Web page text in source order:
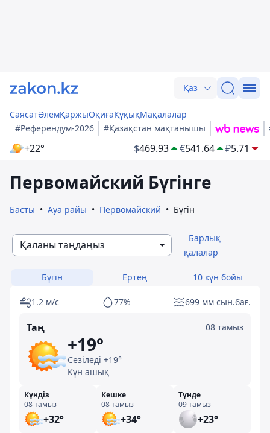
Қаз
СаясатӘлемҚаржыОқиғаҚұқықМақалалар
#Референдум-2026
#Қазақстан мақтанышы
+22° $469.93 €541.64 ₽5.71
Первомайский Бүгінге
Басты Ауа райы Первомайский Бүгін
Қаланы таңдаңыз
Барлық
қалалар
Бүгін Ертең 10 күн бойы
1.2 м/с 77% 699 мм сын.бағ.
Таң 08 тамыз
+19°
Сезіледі +19°
Күн ашық
Күндіз
08 тамыз
+32°
Кешке
08 тамыз
+34°
Түнде
09 тамыз
+23°